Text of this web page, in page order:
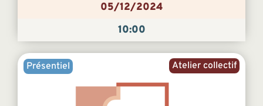
05/12/2024
10:00
Atelier collectif
Présentiel